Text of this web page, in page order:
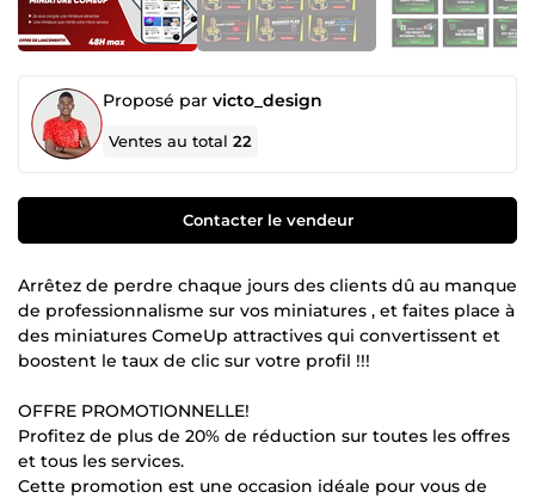
Proposé par victo_design
Ventes au total22
Contacter le vendeur
Arrêtez de perdre chaque jours des clients dû au manque
de professionnalisme sur vos miniatures , et faites place à
des miniatures ComeUp attractives qui convertissent et
boostent le taux de clic sur votre profil !!!
OFFRE PROMOTIONNELLE!
Profitez de plus de 20% de réduction sur toutes les offres
et tous les services.
Cette promotion est une occasion idéale pour vous de